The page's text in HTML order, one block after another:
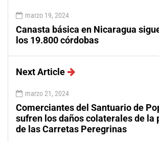
marzo 19, 2024
Canasta básica en Nicaragua
los 19.800 córdobas
Next Article
marzo 21, 2024
Comerciantes del Santuario de
sufren los daños colaterales de la
de las Carretas Peregrinas